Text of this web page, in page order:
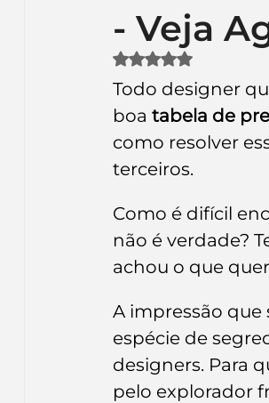
Identidade Visual Marca
Ferramentas Mascotes
Inteligência Artificial
- Veja
Avaliado com NaN
Todo designer
boa tabela de
como resolver
terceiros.
Como é difícil
não é verdade?
achou o que
A impressão que
espécie de
designers. Para
pelo explorador